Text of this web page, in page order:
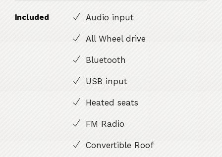
Included Audio input
All Wheel drive
Bluetooth
USB input
Heated seats
FM Radio
Convertible Roof